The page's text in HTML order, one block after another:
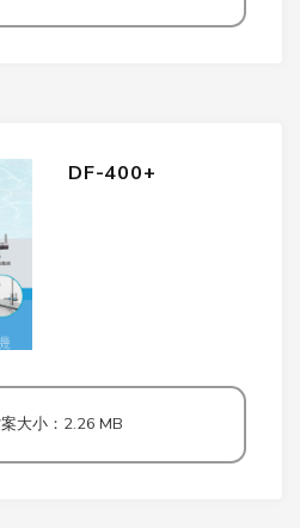
DF-400+
大小：2.26 MB